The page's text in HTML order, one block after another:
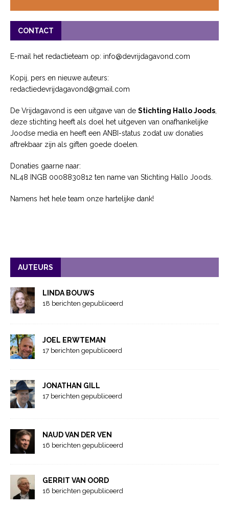
CONTACT
E-mail het redactieteam op: info@devrijdagavond.com
Kopij, pers en nieuwe auteurs:
redactiedevrijdagavond@gmail.com
De Vrijdagavond is een uitgave van de Stichting Hallo Joods
deze stichting heeft als doel het uitgeven van onafhankelijke
Joodse media en heeft een ANBI-status zodat uw donaties
aftrekbaar zijn als giften goede doelen.
Donaties gaarne naar:
NL48 INGB 0008830812 ten name van Stichting Hallo Joods.
Namens het hele team onze hartelijke dank!
AUTEURS
LINDA BOUWS
18 berichten gepubliceerd
JOEL ERWTEMAN
17 berichten gepubliceerd
JONATHAN GILL
17 berichten gepubliceerd
NAUD VAN DER VEN
16 berichten gepubliceerd
GERRIT VAN OORD
16 berichten gepubliceerd